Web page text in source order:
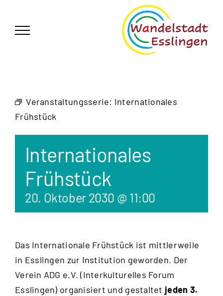
springen
Veranstaltungsserie: Internationales
Frühstück
Internationales
Frühstück
20. Oktober 2030 @ 11:00
Das Internationale Frühstück ist mittlerweile
in Esslingen zur Institution geworden. Der
Verein ADG e.V. (Interkulturelles Forum
Esslingen) organisiert und gestaltet jeden 3.